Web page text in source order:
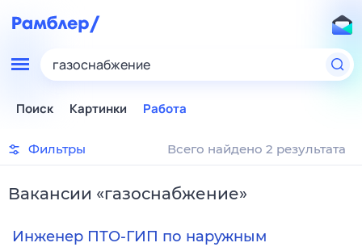
газоснабжение
Поиск Картинки Работа
Фильтры Всего найдено 2 результата
Вакансии «газоснабжение»
Инженер ПТО-ГИП по наружным